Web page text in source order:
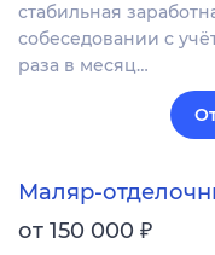
стабильная
собеседовании с
раза в месяц…
Маляр-
от 150 000 ₽